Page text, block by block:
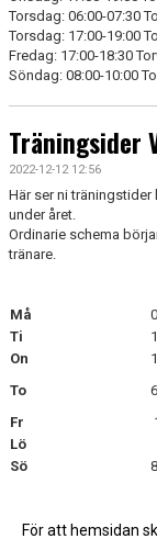
Torsdag: 06:00-07:30
Torsdag: 17:00-19:00
Fredag: 17:00-18:30
Söndag: 08:00-10:00
Träningsider
2022-12-12 12:56
Här ser ni
under året.
Ordinarie schema
tränare.
Må
Ti
On
To
Fr
Lö
Sö
För att hemsidan